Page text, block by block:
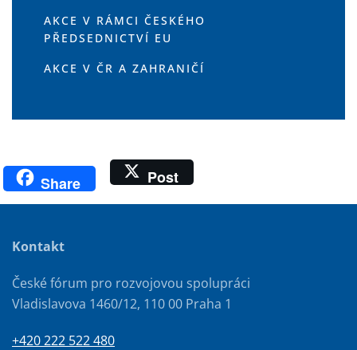
AKCE V RÁMCI ČESKÉHO
PŘEDSEDNICTVÍ EU
AKCE V ČR A ZAHRANIČÍ
Share Post
Kontakt
České fórum pro rozvojovou spolupráci
Vladislavova 1460/12, 110 00 Praha 1
+420 222 522 480